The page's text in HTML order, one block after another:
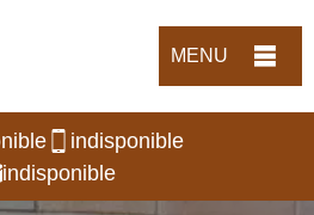
MENU
indisponible
indisponible